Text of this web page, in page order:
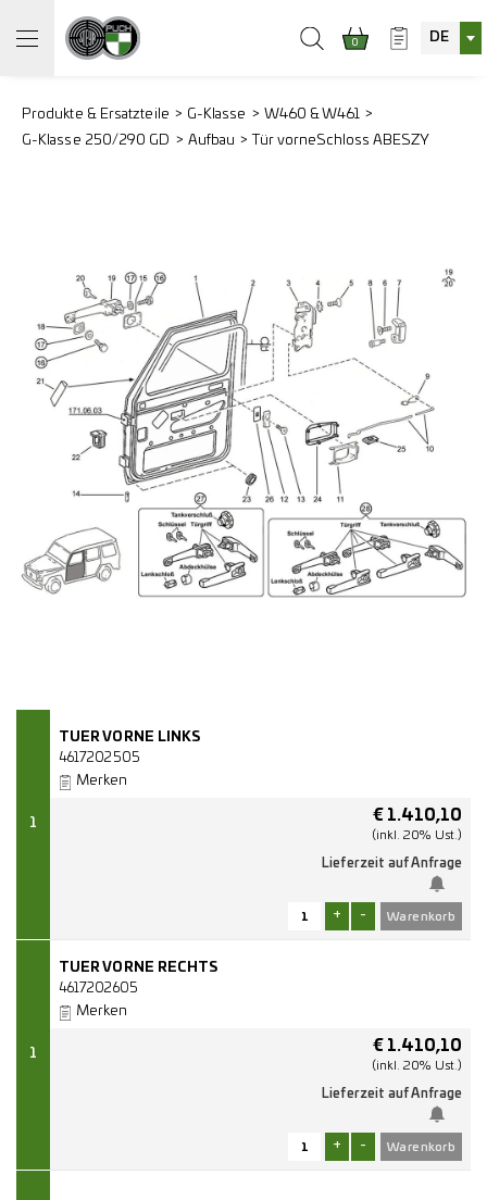
0 DE
Produkte & Ersatzteile G-Klasse
W460 & W461
G-Klasse 250/290 GD
Aufbau Tür vorneSchloss ABESZY
1
TUER VORNE LINKS
4617202505
Merken
€ 1.410,10
(inkl. 20% Ust.)
Lieferzeit auf Anfrage
+ -
1
TUER VORNE RECHTS
4617202605
Merken
€ 1.410,10
(inkl. 20% Ust.)
Lieferzeit auf Anfrage
+ -